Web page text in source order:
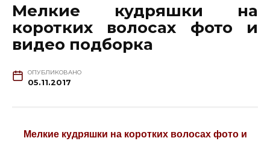
Мелкие кудряшки на
коротких волосах фото и
видео подборка
ОПУБЛИКОВАНО
05.11.2017
Мелкие кудряшки на коротких волосах фото и